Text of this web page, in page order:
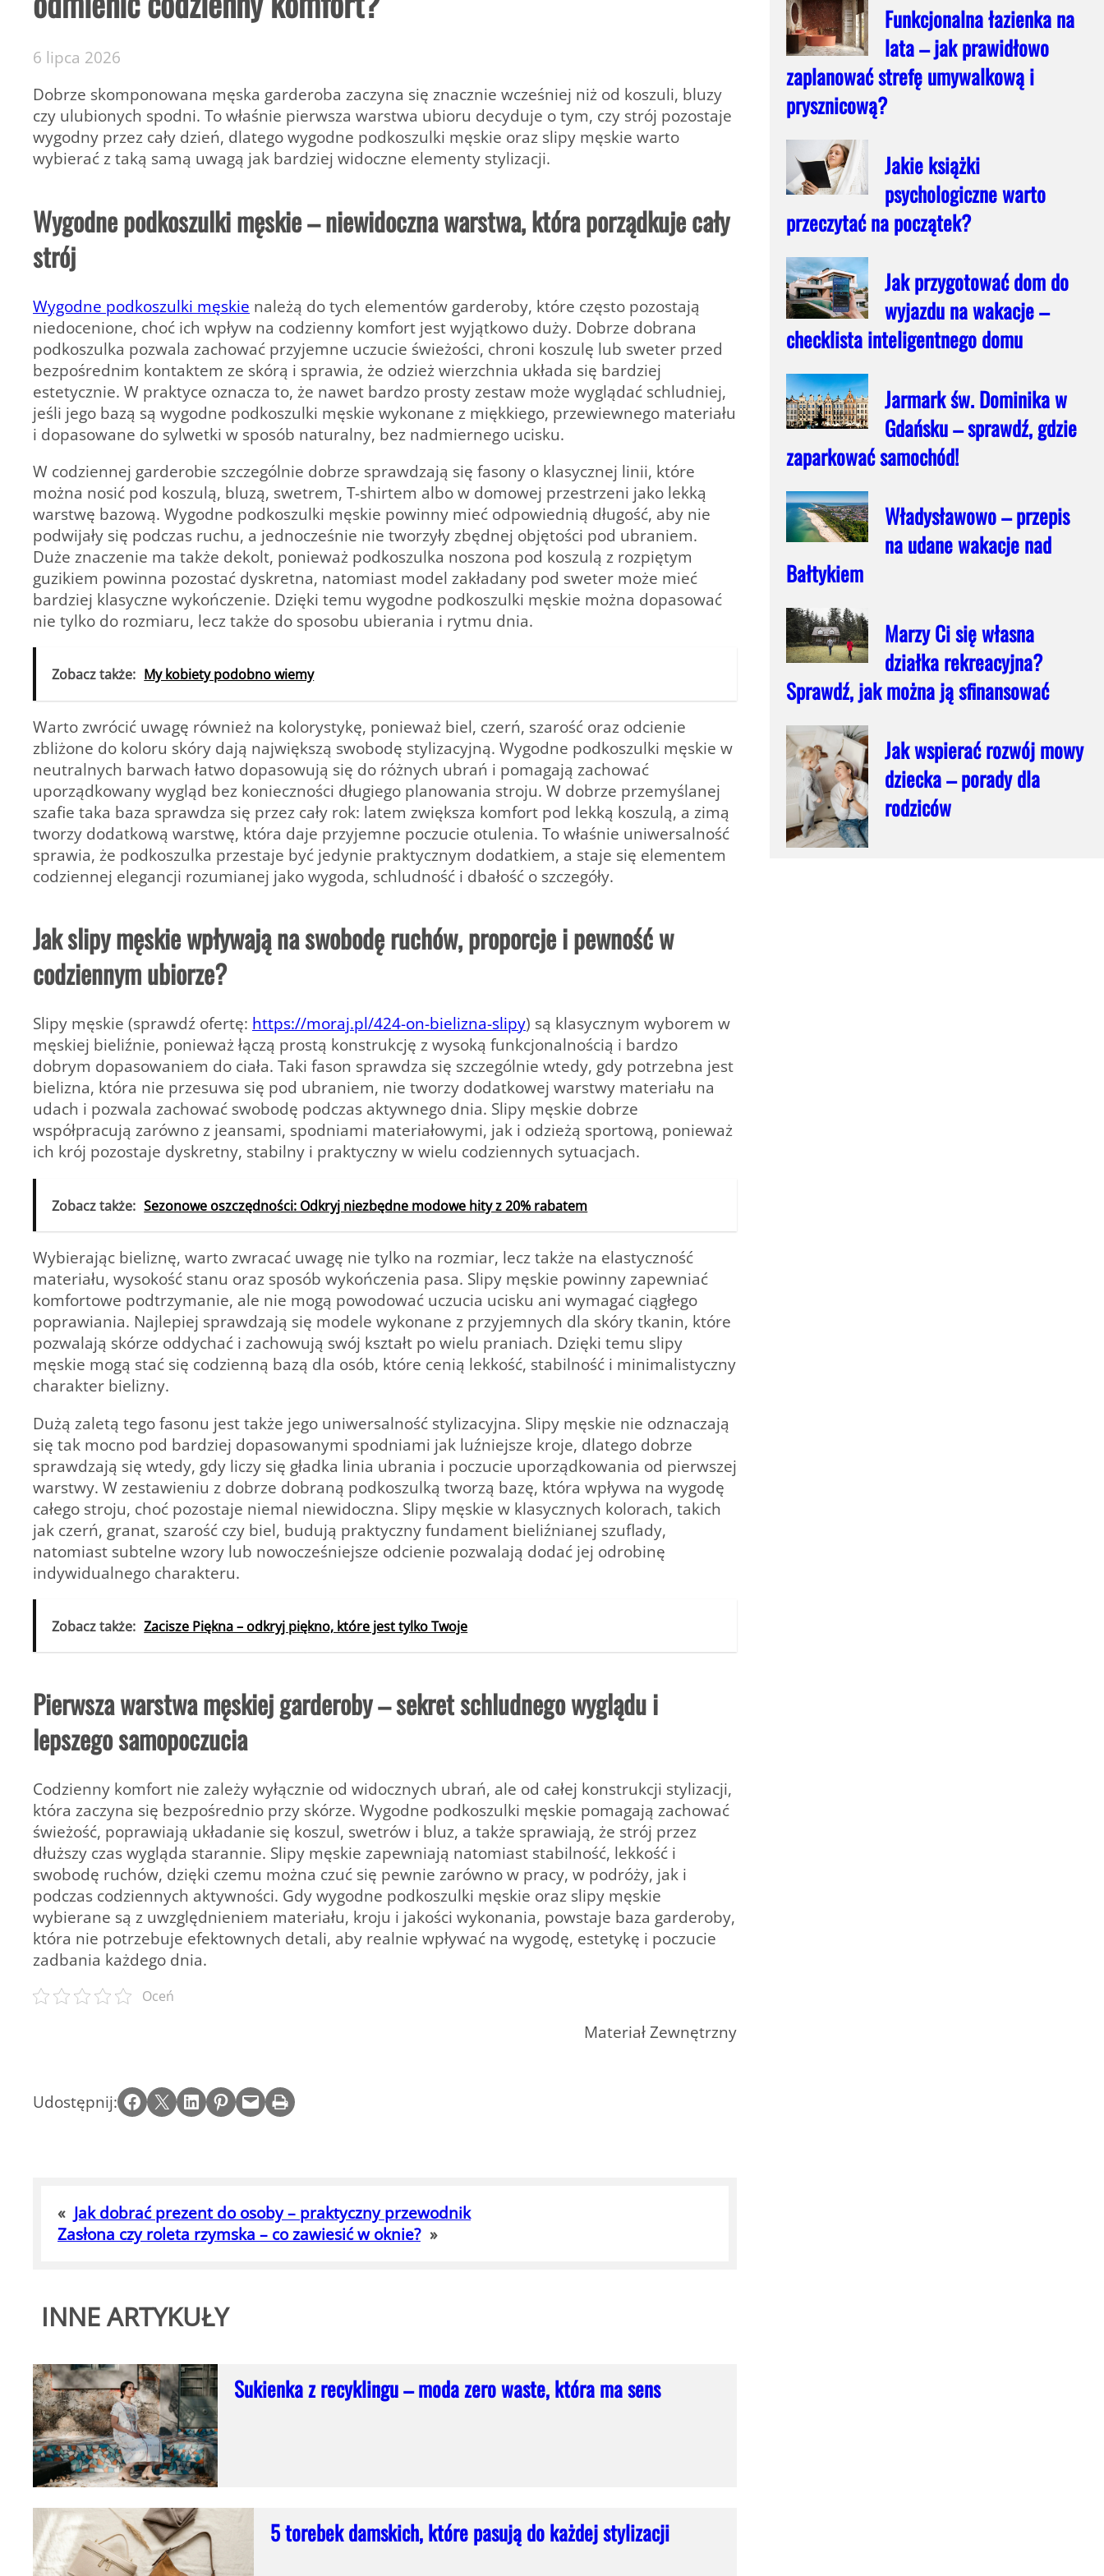
6 lipca 2026
Dobrze skomponowana męska garderoba zaczyna się znacznie wcześniej niż od koszuli, bluzy
czy ulubionych spodni. To właśnie pierwsza warstwa ubioru decyduje o tym, czy strój pozostaje
wygodny przez cały dzień, dlatego wygodne podkoszulki męskie oraz slipy męskie warto
wybierać z taką samą uwagą jak bardziej widoczne elementy stylizacji.
Wygodne podkoszulki męskie – niewidoczna warstwa, która porządkuje cały
strój
Wygodne podkoszulki męskie należą do tych elementów garderoby, które często pozostają
niedocenione, choć ich wpływ na codzienny komfort jest wyjątkowo duży. Dobrze dobrana
podkoszulka pozwala zachować przyjemne uczucie świeżości, chroni koszulę lub sweter przed
bezpośrednim kontaktem ze skórą i sprawia, że odzież wierzchnia układa się bardziej
estetycznie. W praktyce oznacza to, że nawet bardzo prosty zestaw może wyglądać schludniej,
jeśli jego bazą są wygodne podkoszulki męskie wykonane z miękkiego, przewiewnego materiału
i dopasowane do sylwetki w sposób naturalny, bez nadmiernego ucisku.
W codziennej garderobie szczególnie dobrze sprawdzają się fasony o klasycznej linii, które
można nosić pod koszulą, bluzą, swetrem, T-shirtem albo w domowej przestrzeni jako lekką
warstwę bazową. Wygodne podkoszulki męskie powinny mieć odpowiednią długość, aby nie
podwijały się podczas ruchu, a jednocześnie nie tworzyły zbędnej objętości pod ubraniem.
Duże znaczenie ma także dekolt, ponieważ podkoszulka noszona pod koszulą z rozpiętym
guzikiem powinna pozostać dyskretna, natomiast model zakładany pod sweter może mieć
bardziej klasyczne wykończenie. Dzięki temu wygodne podkoszulki męskie można dopasować
nie tylko do rozmiaru, lecz także do sposobu ubierania i rytmu dnia.
Zobacz także: My kobiety podobno wiemy
Warto zwrócić uwagę również na kolorystykę, ponieważ biel, czerń, szarość oraz odcienie
zbliżone do koloru skóry dają największą swobodę stylizacyjną. Wygodne podkoszulki męskie w
neutralnych barwach łatwo dopasowują się do różnych ubrań i pomagają zachować
uporządkowany wygląd bez konieczności długiego planowania stroju. W dobrze przemyślanej
szafie taka baza sprawdza się przez cały rok: latem zwiększa komfort pod lekką koszulą, a zimą
tworzy dodatkową warstwę, która daje przyjemne poczucie otulenia. To właśnie uniwersalność
sprawia, że podkoszulka przestaje być jedynie praktycznym dodatkiem, a staje się elementem
codziennej elegancji rozumianej jako wygoda, schludność i dbałość o szczegóły.
Jak slipy męskie wpływają na swobodę ruchów, proporcje i pewność w
codziennym ubiorze?
Slipy męskie (sprawdź ofertę: https://moraj.pl/424-on-bielizna-slipy) są klasycznym wyborem w
męskiej bieliźnie, ponieważ łączą prostą konstrukcję z wysoką funkcjonalnością i bardzo
dobrym dopasowaniem do ciała. Taki fason sprawdza się szczególnie wtedy, gdy potrzebna jest
bielizna, która nie przesuwa się pod ubraniem, nie tworzy dodatkowej warstwy materiału na
udach i pozwala zachować swobodę podczas aktywnego dnia. Slipy męskie dobrze
współpracują zarówno z jeansami, spodniami materiałowymi, jak i odzieżą sportową, ponieważ
ich krój pozostaje dyskretny, stabilny i praktyczny w wielu codziennych sytuacjach.
Zobacz także: Sezonowe oszczędności: Odkryj niezbędne modowe hity z 20% rabatem
Wybierając bieliznę, warto zwracać uwagę nie tylko na rozmiar, lecz także na elastyczność
materiału, wysokość stanu oraz sposób wykończenia pasa. Slipy męskie powinny zapewniać
komfortowe podtrzymanie, ale nie mogą powodować uczucia ucisku ani wymagać ciągłego
poprawiania. Najlepiej sprawdzają się modele wykonane z przyjemnych dla skóry tkanin, które
pozwalają skórze oddychać i zachowują swój kształt po wielu praniach. Dzięki temu slipy
męskie mogą stać się codzienną bazą dla osób, które cenią lekkość, stabilność i minimalistyczny
charakter bielizny.
Dużą zaletą tego fasonu jest także jego uniwersalność stylizacyjna. Slipy męskie nie odznaczają
się tak mocno pod bardziej dopasowanymi spodniami jak luźniejsze kroje, dlatego dobrze
sprawdzają się wtedy, gdy liczy się gładka linia ubrania i poczucie uporządkowania od pierwszej
warstwy. W zestawieniu z dobrze dobraną podkoszulką tworzą bazę, która wpływa na wygodę
całego stroju, choć pozostaje niemal niewidoczna. Slipy męskie w klasycznych kolorach, takich
jak czerń, granat, szarość czy biel, budują praktyczny fundament bieliźnianej szuflady,
natomiast subtelne wzory lub nowocześniejsze odcienie pozwalają dodać jej odrobinę
indywidualnego charakteru.
Zobacz także: Zacisze Piękna – odkryj piękno, które jest tylko Twoje
Pierwsza warstwa męskiej garderoby – sekret schludnego wyglądu i
lepszego samopoczucia
Codzienny komfort nie zależy wyłącznie od widocznych ubrań, ale od całej konstrukcji stylizacji,
która zaczyna się bezpośrednio przy skórze. Wygodne podkoszulki męskie pomagają zachować
świeżość, poprawiają układanie się koszul, swetrów i bluz, a także sprawiają, że strój przez
dłuższy czas wygląda starannie. Slipy męskie zapewniają natomiast stabilność, lekkość i
swobodę ruchów, dzięki czemu można czuć się pewnie zarówno w pracy, w podróży, jak i
podczas codziennych aktywności. Gdy wygodne podkoszulki męskie oraz slipy męskie
wybierane są z uwzględnieniem materiału, kroju i jakości wykonania, powstaje baza garderoby,
która nie potrzebuje efektownych detali, aby realnie wpływać na wygodę, estetykę i poczucie
zadbania każdego dnia.
Oceń
Materiał Zewnętrzny
Udostępnij: Share on Facebook Email this Page Share on LinkedIn Share on Pinterest Email this Page Print this Page
« Jak dobrać prezent do osoby – praktyczny przewodnik
Zasłona czy roleta rzymska – co zawiesić w oknie? »
INNE ARTYKUŁY
Sukienka z recyklingu – moda zero waste, która ma sens
5 torebek damskich, które pasują do każdej stylizacji
Funkcjonalna łazienka na
lata – jak prawidłowo
zaplanować strefę umywalkową i
prysznicową?
Jakie książki
psychologiczne warto
przeczytać na początek?
Jak przygotować dom do
wyjazdu na wakacje –
checklista inteligentnego domu
Jarmark św. Dominika w
Gdańsku – sprawdź, gdzie
zaparkować samochód!
Władysławowo – przepis
na udane wakacje nad
Bałtykiem
Marzy Ci się własna
działka rekreacyjna?
Sprawdź, jak można ją sfinansować
Jak wspierać rozwój mowy
dziecka – porady dla
rodziców